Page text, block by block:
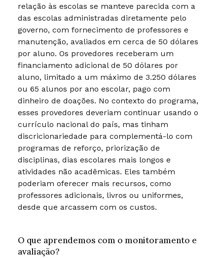
relação às escolas se manteve parecida com a
das escolas administradas diretamente pelo
governo, com fornecimento de professores e
manutenção, avaliados em cerca de 50 dólares
por aluno. Os provedores receberam um
financiamento adicional de 50 dólares por
aluno, limitado a um máximo de 3.250 dólares
ou 65 alunos por ano escolar, pago com
dinheiro de doações. No contexto do programa,
esses provedores deveriam continuar usando o
currículo nacional do país, mas tinham
discricionariedade para complementá-lo com
programas de reforço, priorização de
disciplinas, dias escolares mais longos e
atividades não acadêmicas. Eles também
poderiam oferecer mais recursos, como
professores adicionais, livros ou uniformes,
desde que arcassem com os custos.
O que aprendemos com o monitoramento e
avaliação?